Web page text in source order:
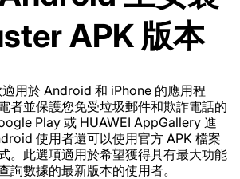
APK 版本
用於 Android 和 iPhone 的應用程
者並保護您免受垃圾郵件和欺詐電話的
Play 或 HUAWEI AppGallery 進
使用者還可以使用官方 APK 檔案
。此選項適用於希望獲得具有最大功能
詢數據的最新版本的使用者。